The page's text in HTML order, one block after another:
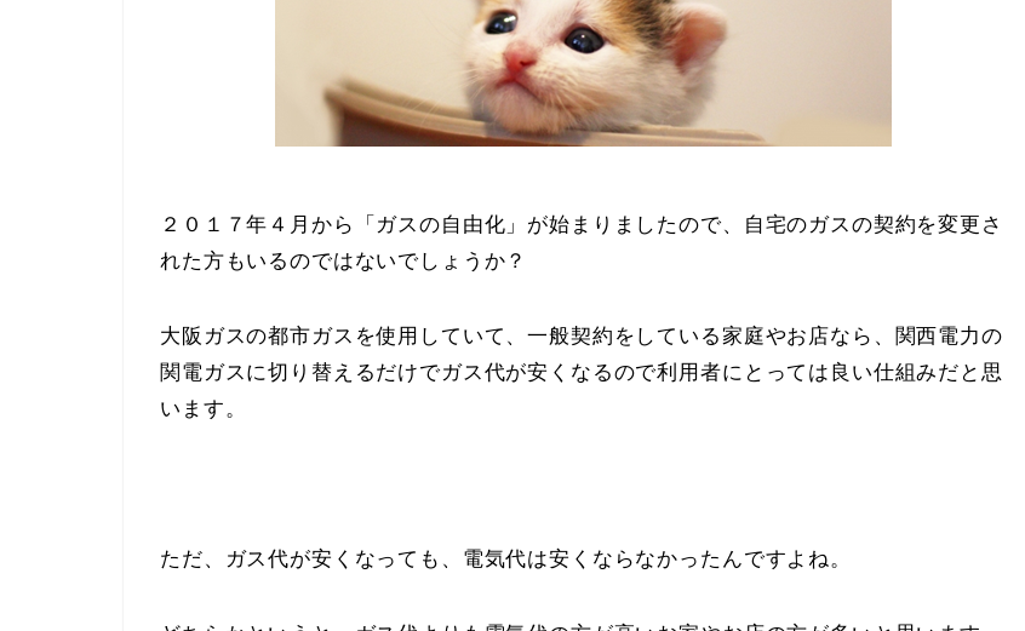
２０１７年４月から「ガスの自由化」が始まりましたので、自宅のガスの契約を変更さ
れた方もいるのではないでしょうか？
大阪ガスの都市ガスを使用していて、一般契約をしている家庭やお店なら、関西電力の
関電ガスに切り替えるだけでガス代が安くなるので利用者にとっては良い仕組みだと思
います。
ただ、ガス代が安くなっても、電気代は安くならなかったんですよね。